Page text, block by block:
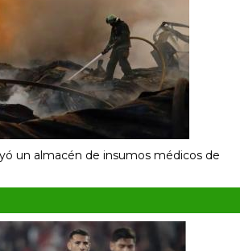
un almacén de insumos médicos de